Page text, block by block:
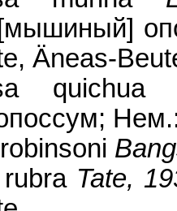
Äneas-
Tate,